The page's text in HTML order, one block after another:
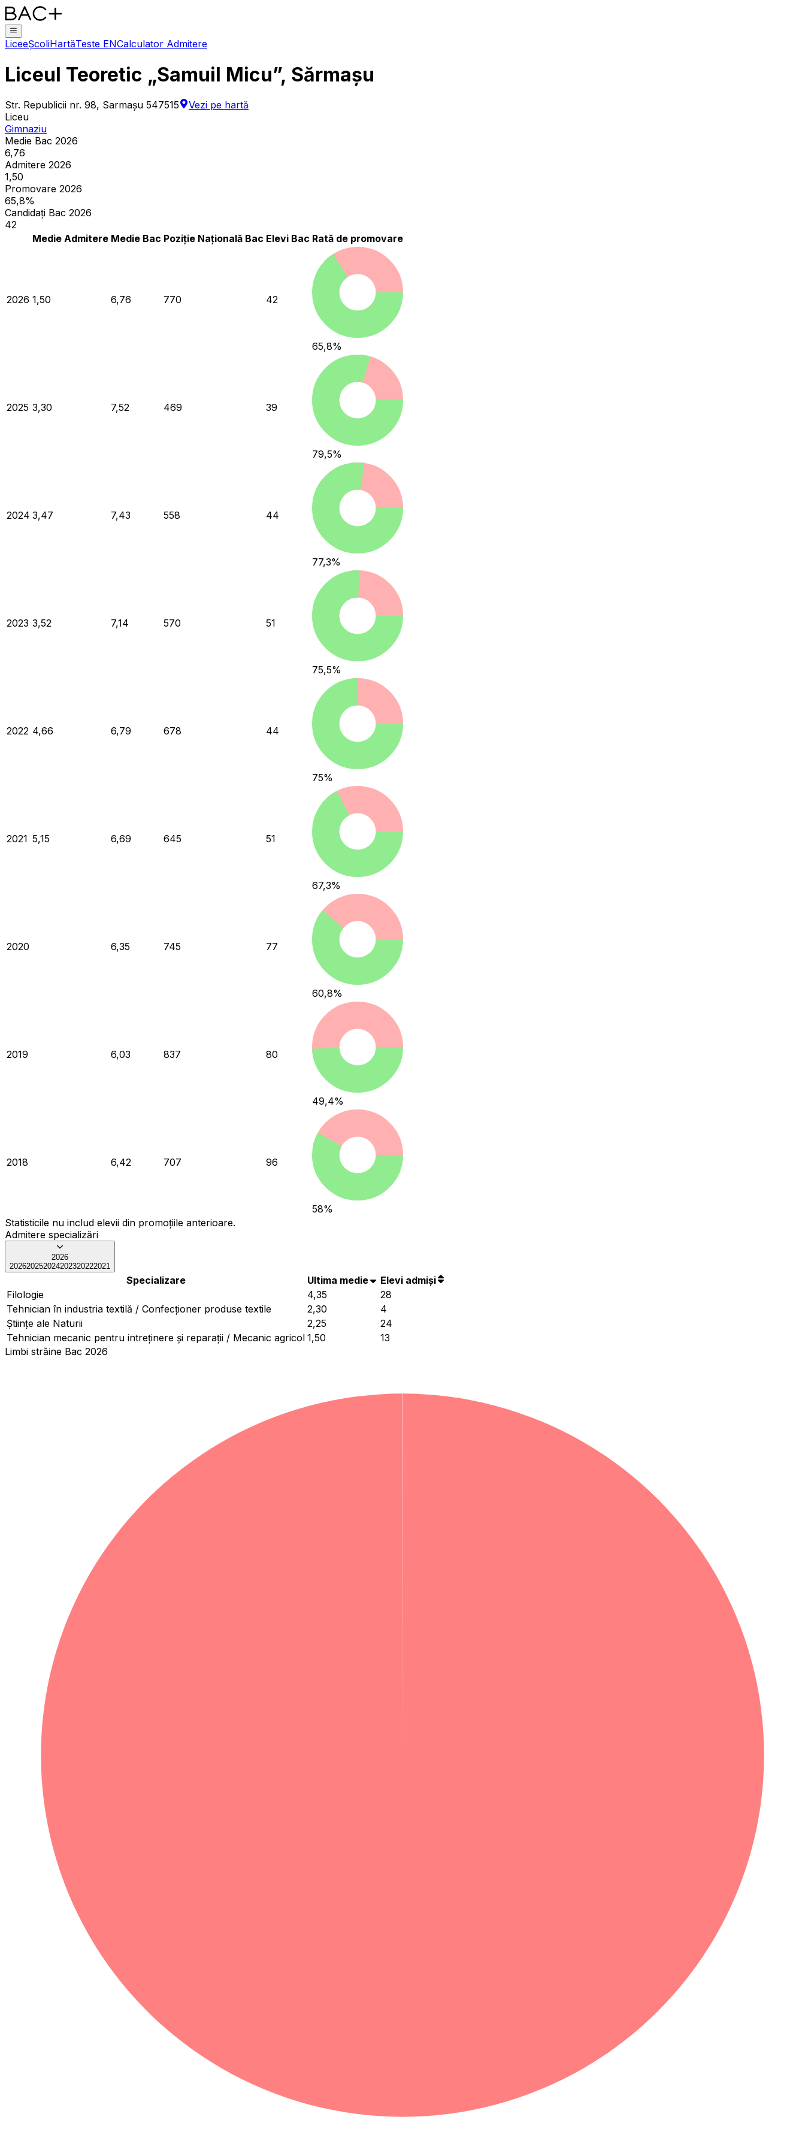
LiceeȘcoliHartăTeste ENCalculator Admitere
Liceul Teoretic „Samuil Micu”, Sărmașu
Str. Republicii nr. 98, Sarmașu 547515
Vezi pe hartă
Liceu
Gimnaziu
Medie Bac 2026
6,76
Admitere 2026
1,50
Promovare 2026
65,8%
Candidați Bac 2026
42
Medie Admitere Medie Bac Poziție Națională Bac Elevi Bac Rată de promovare
2026 1,50 6,76 770 42
65,8%
2025 3,30 7,52 469 39
79,5%
2024 3,47 7,43 558 44
77,3%
2023 3,52 7,14 570 51
75,5%
2022 4,66 6,79 678 44
75%
2021 5,15 6,69 645 51
67,3%
2020 6,35 745 77
60,8%
2019 6,03 837 80
49,4%
2018 6,42 707 96
58%
Statisticile nu includ elevii din promoțiile anterioare.
Admitere specializări
2026
202620252024202320222021
Specializare Ultima medie
Elevi admiși
Filologie
4,35
28
Tehnician în industria textilă / Confecționer produse textile
2,30
4
Ştiinţe ale Naturii
2,25
24
Tehnician mecanic pentru intreținere și reparații / Mecanic agricol 1,50
13
Limbi străine Bac 2026